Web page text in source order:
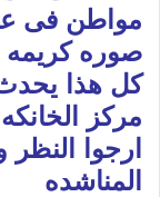
مواطن فى
صوره كريمه
كل هذا
مركز الخانكه
ارجوا النظر
المناشده